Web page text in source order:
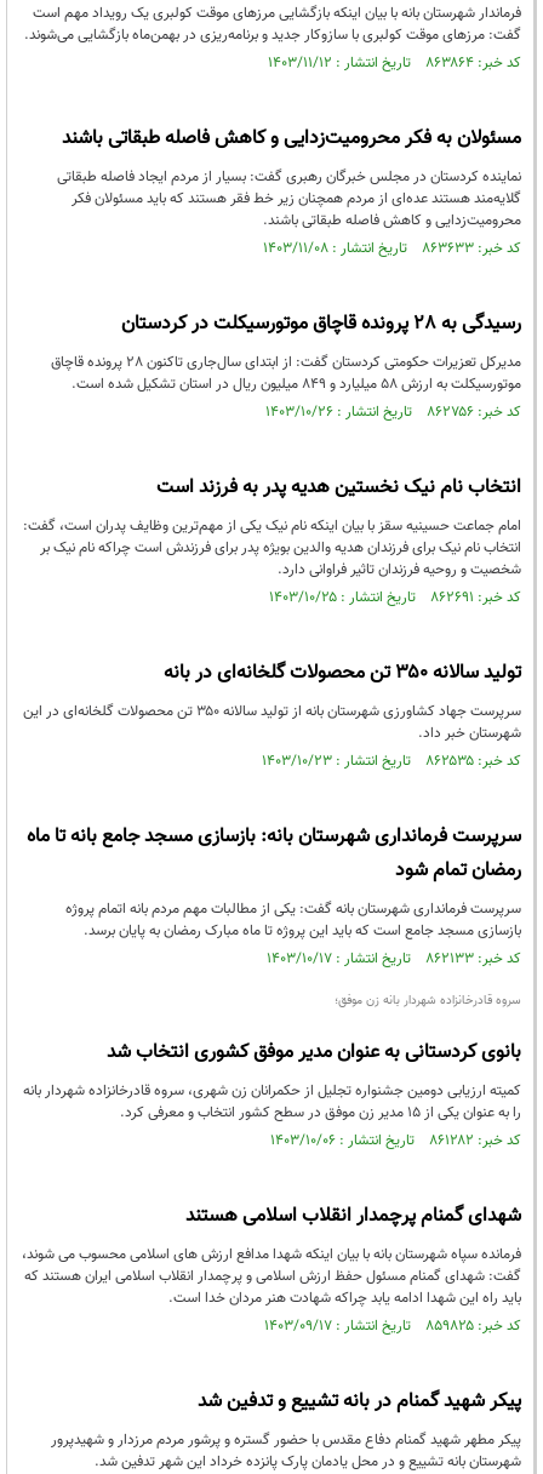
فرماندار شهرستان بانه با بیان اینکه بازگشایی مرزهای موقت کولبری یک رویداد مهم است
گفت: مرزهای موقت کولبری با سازوکار جدید و برنامه‌ریزی در بهمن‌ماه بازگشایی می‌شوند.
کد خبر: ۸۶۳۸۶۴ تاریخ انتشار : ۱۴۰۳/۱۱/۱۲
مسئولان به فکر محرومیت‌زدایی و کاهش فاصله طبقاتی باشند
نماینده کردستان در مجلس خبرگان رهبری گفت: بسیار از مردم ایجاد فاصله طبقاتی
گلایه‌مند هستند عده‌ای از مردم همچنان زیر خط فقر هستند که باید مسئولان فکر
محرومیت‌زدایی و کاهش فاصله طبقاتی باشند.
کد خبر: ۸۶۳۶۳۳ تاریخ انتشار : ۱۴۰۳/۱۱/۰۸
رسیدگی به 28 پرونده قاچاق موتورسیکلت در کردستان
مدیرکل تعزیرات حکومتی کردستان گفت: از ابتدای سال‌جاری تاکنون 28 پرونده قاچاق
موتورسیکلت به ارزش 58 میلیارد و 849 میلیون ریال در استان تشکیل شده است.
کد خبر: ۸۶۲۷۵۶ تاریخ انتشار : ۱۴۰۳/۱۰/۲۶
انتخاب نام نیک نخستین هدیه پدر به فرزند است
امام جماعت حسینیه سقز با بیان اینکه نام نیک یکی از مهم‌ترین وظایف پدران است، گفت:
انتخاب نام نیک برای فرزندان هدیه والدین بویژه پدر برای فرزندش است چراکه نام نیک بر
شخصیت و روحیه فرزندان تاثیر فراوانی دارد.
کد خبر: ۸۶۲۶۹۱ تاریخ انتشار : ۱۴۰۳/۱۰/۲۵
تولید سالانه ۳۵۰ تن محصولات گلخانه‌ای در بانه
سرپرست جهاد کشاورزی شهرستان بانه از تولید سالانه ۳۵۰ تن محصولات گلخانه‌ای در این
شهرستان خبر داد.
کد خبر: ۸۶۲۵۳۵ تاریخ انتشار : ۱۴۰۳/۱۰/۲۳
سرپرست فرمانداری شهرستان بانه: بازسازی مسجد جامع بانه تا ماه
رمضان تمام شود
سرپرست فرمانداری شهرستان بانه گفت: یکی از مطالبات مهم مردم بانه اتمام پروژه
بازسازی مسجد جامع است که باید این پروژه تا ماه مبارک رمضان به پایان برسد.
کد خبر: ۸۶۲۱۳۳ تاریخ انتشار : ۱۴۰۳/۱۰/۱۷
سروه قادرخانزاده شهردار بانه زن موفق؛
بانوی کردستانی به عنوان مدیر موفق کشوری انتخاب شد
کمیته ارزیابی دومین جشنواره تجلیل از حکمرانان زن شهری، سروه قادرخانزاده شهردار بانه
را به عنوان یکی از 15 مدیر زن موفق در سطح کشور انتخاب و معرفی کرد.
کد خبر: ۸۶۱۲۸۲ تاریخ انتشار : ۱۴۰۳/۱۰/۰۶
شهدای گمنام پرچمدار انقلاب اسلامی هستند
فرمانده سپاه شهرستان بانه با بیان اینکه شهدا مدافع ارزش های اسلامی محسوب می شوند،
گفت: شهدای گمنام مسئول حفظ ارزش اسلامی و پرچمدار انقلاب اسلامی ایران هستند که
باید راه این شهدا ادامه یابد چراکه شهادت هنر مردان خدا است.
کد خبر: ۸۵۹۸۲۵ تاریخ انتشار : ۱۴۰۳/۰۹/۱۷
پیکر شهید گمنام در بانه تشییع و تدفین شد
پیکر مطهر شهید گمنام دفاع مقدس با حضور گستره و پرشور مردم مرزدار و شهیدپرور
شهرستان بانه تشییع و در محل یادمان پارک پانزده خرداد این شهر تدفین شد.